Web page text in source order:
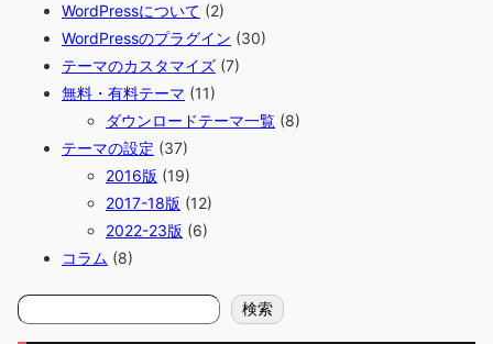
WordPressについて (2)
WordPressのプラグイン (30)
テーマのカスタマイズ (7)
無料・有料テーマ (11)
ダウンロードテーマ一覧 (8)
テーマの設定 (37)
2016版 (19)
2017-18版 (12)
2022-23版 (6)
コラム (8)
検
索
検索